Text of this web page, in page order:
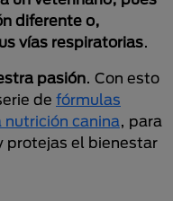
diferente o,
vías respiratorias.
pasión. Con esto
de fórmulas
canina, para
protejas el bienestar